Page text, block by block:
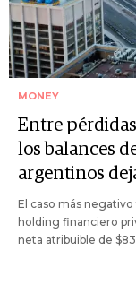
MONEY
Entre
los balances
argentinos
El caso más
holding financiero
neta atribuible de